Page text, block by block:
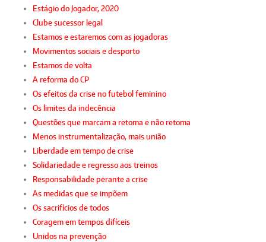
Estágio do Jogador, 2020
Clube sucessor legal
Estamos e estaremos com as jogadoras
Movimentos sociais e desporto
Estamos de volta
A reforma do CP
Os efeitos da crise no futebol feminino
Os limites da indecência
Questões que marcam a retoma e não retoma
Menos instrumentalização, mais união
Liberdade em tempo de crise
Solidariedade e regresso aos treinos
Responsabilidade perante a crise
As medidas que se impõem
Os sacrifícios de todos
Coragem em tempos difíceis
Unidos na prevenção